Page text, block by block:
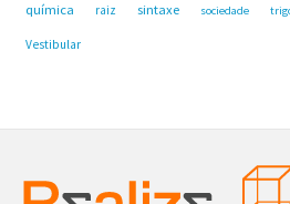
química raiz sintaxe sociedade
Vestibular